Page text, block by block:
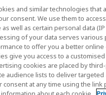
and similar technologies
consent. We use them to
well as certain personal data
of your data serves
to offer you a better
give you access to a
cookies are placed by
audience lists to deliver
at any time using the